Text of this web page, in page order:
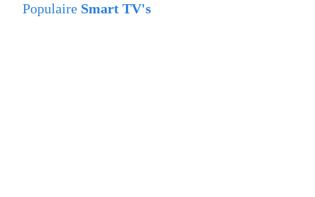
Populaire Smart TV's